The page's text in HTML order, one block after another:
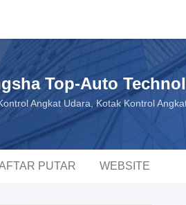
Top-Auto
Angkat Udara, Kotak Kontrol
PUTAR WEBSITE